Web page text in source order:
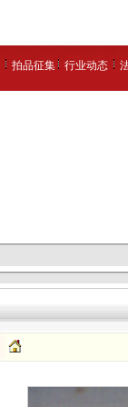
拍品征集 行业动态